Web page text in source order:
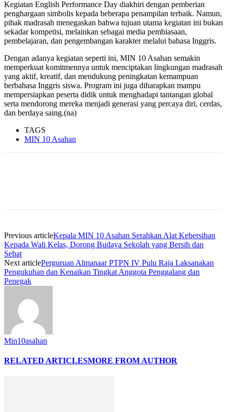
Kegiatan English Performance Day diakhiri dengan pemberian
penghargaan simbolis kepada beberapa penampilan terbaik. Namun,
pihak madrasah menegaskan bahwa tujuan utama kegiatan ini bukan
sekadar kompetisi, melainkan sebagai media pembiasaan,
pembelajaran, dan pengembangan karakter melalui bahasa Inggris.
Dengan adanya kegiatan seperti ini, MIN 10 Asahan semakin
memperkuat komitmennya untuk menciptakan lingkungan madrasah
yang aktif, kreatif, dan mendukung peningkatan kemampuan
berbahasa Inggris siswa. Program ini juga diharapkan mampu
mempersiapkan peserta didik untuk menghadapi tantangan global
serta mendorong mereka menjadi generasi yang percaya diri, cerdas,
dan berdaya saing.(na)
TAGS
MIN 10 Asahan
Previous articleKepala MIN 10 Asahan Serahkan Alat Kebersihan
Kepada Wali Kelas, Dorong Budaya Sekolah yang Bersih dan
Sehat
Next articlePerguruan Almanaar PTPN IV Pulu Raja Laksanakan
Pengukuhan dan Kenaikan Tingkat Anggota Penggalang dan
Penegak
Min10asahan
RELATED ARTICLESMORE FROM AUTHOR